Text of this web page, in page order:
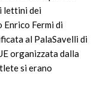
lettini dei
Fermi di
al PalaSavelli di
organizzata dalla
si erano